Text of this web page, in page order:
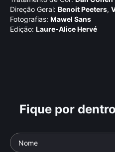
Direção Geral: Benoit Peeters,
Fotografias: Mawel Sans
Edição: Laure-Alice Hervé
Fique por